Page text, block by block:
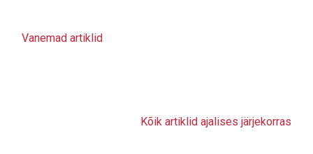
Vanemad artiklid
Kõik artiklid ajalises järjekorras